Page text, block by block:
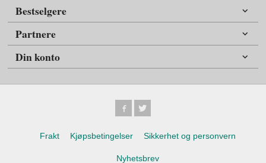
Bestselgere
Partnere
Din konto
Frakt Kjøpsbetingelser Sikkerhet og personvern
Nyhetsbrev